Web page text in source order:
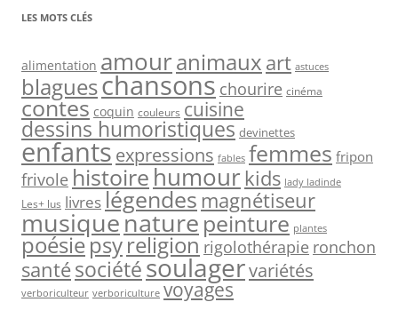
LES MOTS CLÉS
alimentation amouranimaux art astuces
blagueschansons chourire cinéma
contes coquin couleurs cuisine
dessins humoristiques devinettes
enfantsexpressions fables femmes fripon
frivole histoire humour kids lady ladinde
Les+ lus livreslégendes magnétiseur
musiquenature peinture plantes
poésiepsyreligion rigolothérapie ronchon
santésociétésoulagervariétés
verboriculteur verboriculture voyages